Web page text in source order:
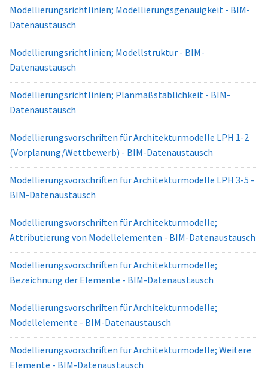
Modellierungsrichtlinien; Modellierungsgenauigkeit - BIM-
Datenaustausch
Modellierungsrichtlinien; Modellstruktur - BIM-
Datenaustausch
Modellierungsrichtlinien; Planmaßstäblichkeit - BIM-
Datenaustausch
Modellierungsvorschriften für Architekturmodelle LPH 1-2
(Vorplanung/Wettbewerb) - BIM-Datenaustausch
Modellierungsvorschriften für Architekturmodelle LPH 3-5 -
BIM-Datenaustausch
Modellierungsvorschriften für Architekturmodelle;
Attributierung von Modellelementen - BIM-Datenaustausch
Modellierungsvorschriften für Architekturmodelle;
Bezeichnung der Elemente - BIM-Datenaustausch
Modellierungsvorschriften für Architekturmodelle;
Modellelemente - BIM-Datenaustausch
Modellierungsvorschriften für Architekturmodelle; Weitere
Elemente - BIM-Datenaustausch